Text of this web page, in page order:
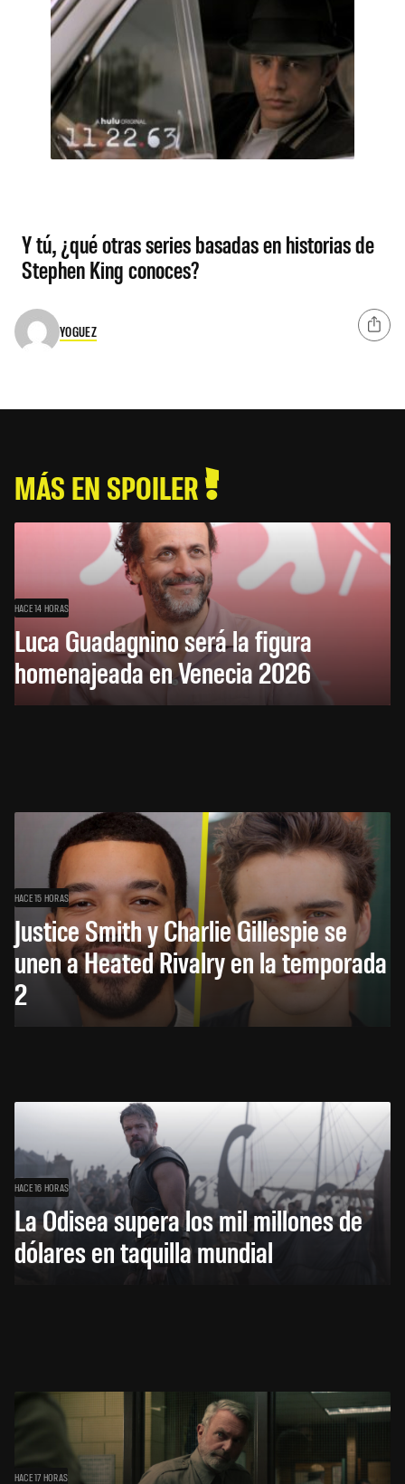
Y tú, ¿qué otras series basadas en historias de
Stephen King conoces?
YOGUEZ
MÁS EN SPOILER
HACE 14 HORAS
Luca Guadagnino será la figura
homenajeada en Venecia 2026
HACE 15 HORAS
Justice Smith y Charlie Gillespie se
unen a Heated Rivalry en la temporada
2
HACE 16 HORAS
La Odisea supera los mil millones de
dólares en taquilla mundial
HACE 17 HORAS